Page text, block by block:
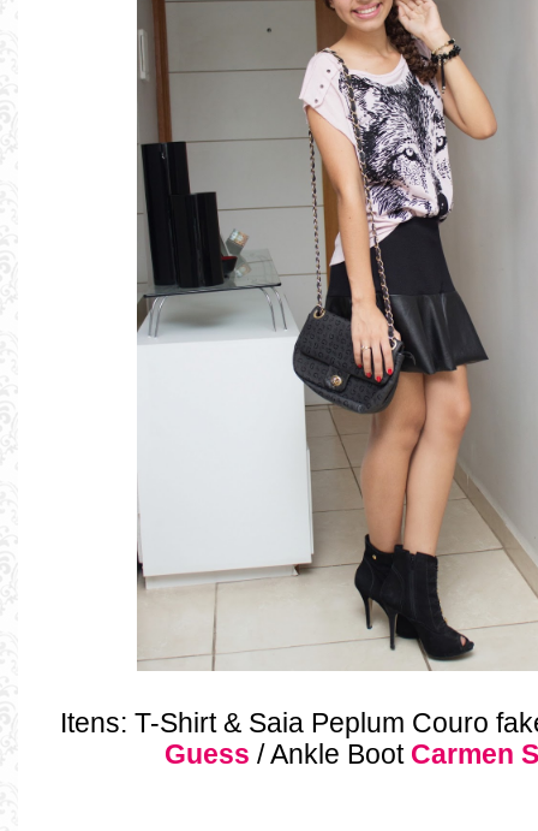
Itens: T-Shirt&Saia Peplum Couro
Guess / Ankle Boot Carmen